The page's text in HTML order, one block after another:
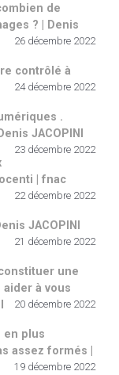
de
? | Denis
26 décembre 2022
contrôlé à
24 décembre 2022
.
JACOPINI
23 décembre 2022
| fnac
22 décembre 2022
JACOPINI
21 décembre 2022
une
à vous
20 décembre 2022
en plus
assez formés |
19 décembre 2022